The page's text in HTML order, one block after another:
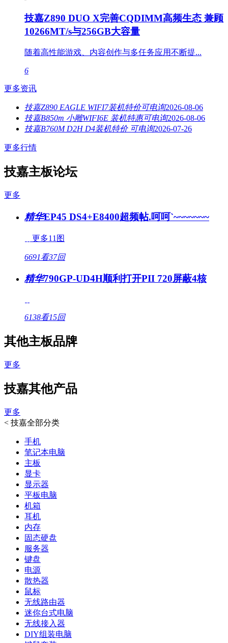
技嘉Z890 DUO X完善CQDIMM高频生态 兼顾
10266MT/s与256GB大容量
随着高性能游戏、内容创作与多任务应用不断提...
6
更多资讯
技嘉Z890 EAGLE WIFI7装机特价可电询2026-08-06
技嘉B850m 小雕WIFI6E 装机特惠可电询2026-08-06
技嘉B760M D2H D4装机特价 可电询2026-07-26
更多行情
技嘉主板论坛
更多
精华EP45 DS4+E8400超频帖.呵呵`~~~~~~~
更多11图
6691看37回
精华790GP-UD4H顺利打开PII 720屏蔽4核
6138看15回
其他主板品牌
更多
技嘉其他产品
更多
< 技嘉全部分类
手机
笔记本电脑
主板
显卡
显示器
平板电脑
机箱
耳机
内存
固态硬盘
服务器
键盘
电源
散热器
鼠标
无线路由器
迷你台式电脑
无线接入器
DIY组装电脑